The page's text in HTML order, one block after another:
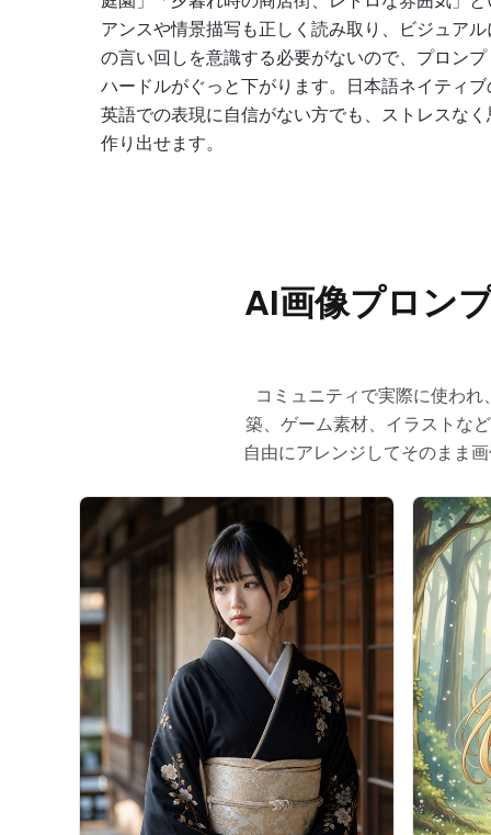
アンスや情景描写も正しく読み取り、ビジュア
の言い回しを意識する必要がないので、プロン
ハードルがぐっと下がります。日本語ネイティ
英語での表現に自信がない方でも、ストレスな
作り出せます。
AI画像プロン
コミュニティで実際に使わ
築、ゲーム素材、イラストな
自由にアレンジしてそのまま